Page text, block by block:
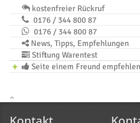
kostenfreier Rückruf
0176 / 344 800 87
0176 / 344 800 87
News, Tipps, Empfehlungen
Stiftung Warentest
Seite einem Freund empfehlen